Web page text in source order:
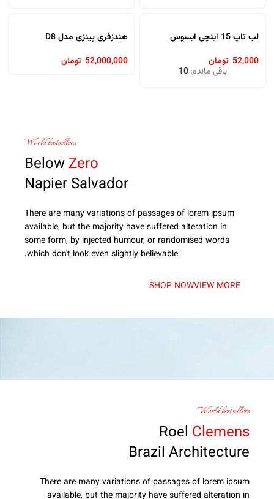
لب تاپ 15 اینچی ایسوس
52,000 تومان
باقی مانده: 10
هندزفری پینزی مدل D8
52,000,000 تومان
World bestsellers
BelowZero
Napier Salvador
There are many variations of passages of lorem ipsum
available, but the majority have suffered alteration in
some form, by injected humour, or randomised words
which don't look even slightly believable.
VIEW MORE
SHOP NOW
World bestsellers
Roel Clemens
Brazil Architecture
There are many variations of passages of lorem ipsum
available, but the majority have suffered alteration in